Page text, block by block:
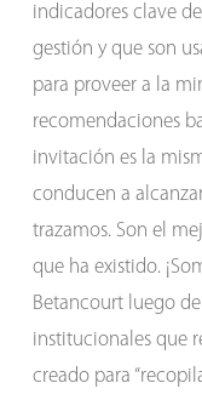
indicadores clave
gestión y que son
para proveer a la
recomendaciones
invitación es la
conducen a
trazamos. Son el
que ha existido.
Betancourt luego
institucionales que
creado para